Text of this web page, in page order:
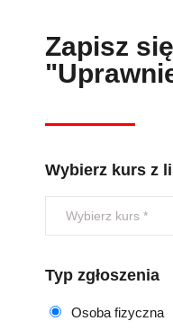
Zapisz
Wybierz kurs z
Typ zgłoszenia
Osoba fizyczna